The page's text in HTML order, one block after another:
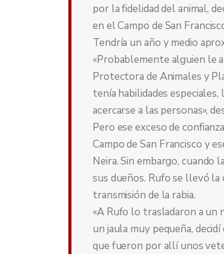
por la fidelidad del animal,
en el Campo de San
Tendría un año y medio
«Probablemente alguien le
Protectora de Animales y
tenía habilidades
acercarse a las personas»,
Pero ese exceso de
Campo de San Francisco y
Neira. Sin embargo, cuando
sus dueños. Rufo se llevó
transmisión de la rabia.
«A Rufo lo trasladaron a un
un jaula muy pequeña,
que fueron por allí unos